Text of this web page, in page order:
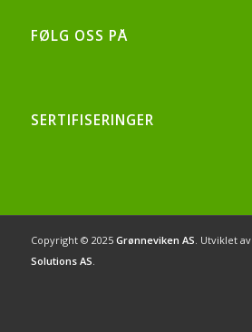
FØLG OSS PÅ
SERTIFISERINGER
Copyright © 2025 Grønneviken AS. Utviklet av
Solutions AS.